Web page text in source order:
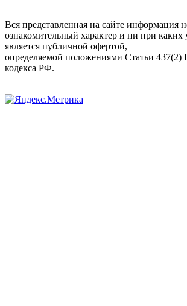
Вся представленная на сайте информация
ознакомительный характер и ни при каких
является публичной офертой,
определяемой положениями Статьи 437(2)
кодекса РФ.